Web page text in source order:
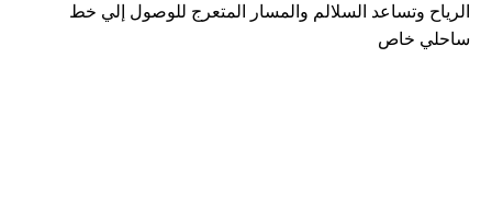
الرياح وتساعد السلالم والمسار المتعرج للوصول إلي خط
ساحلي خاص